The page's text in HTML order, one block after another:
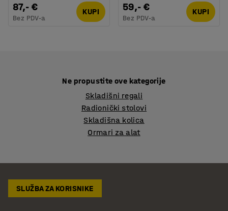
87,- €
Bez PDV-a
KUPI 59,- €
Bez PDV-a
KUPI
Ne propustite ove kategorije
Skladišni regali
Radionički stolovi
Skladišna kolica
Ormari za alat
SLUŽBA ZA KORISNIKE